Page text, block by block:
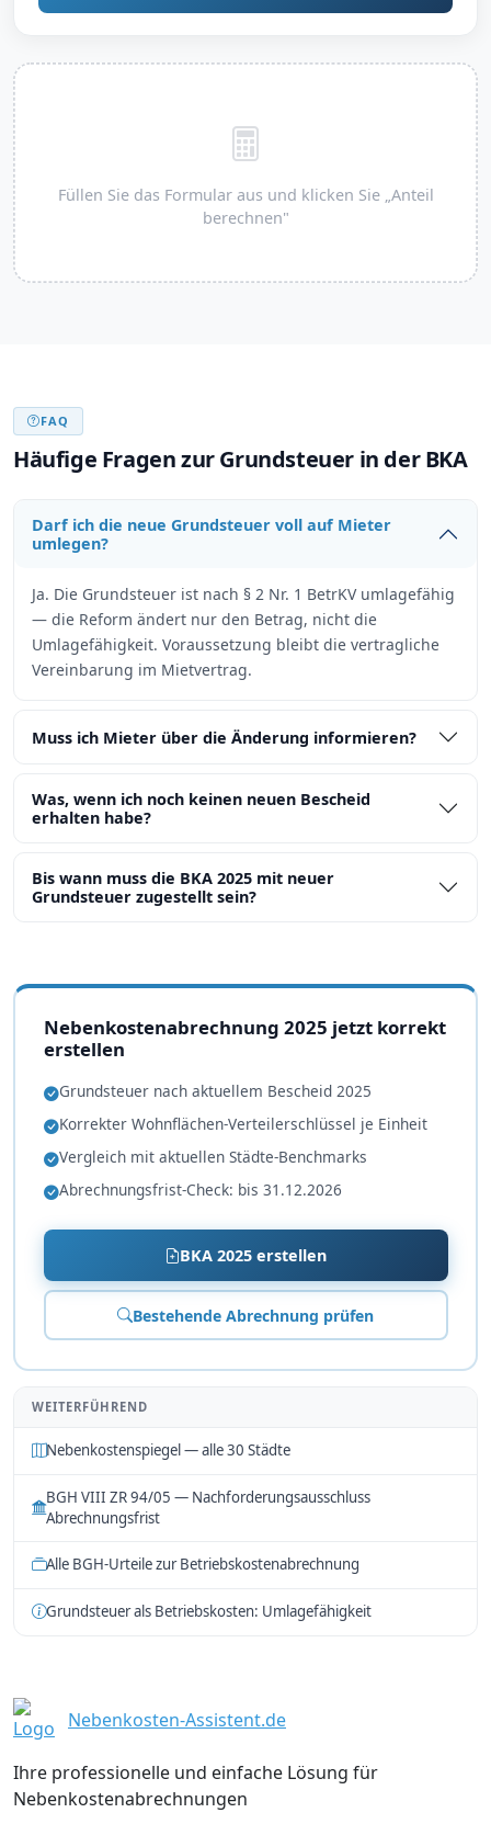
Füllen Sie das Formular aus und klicken Sie „Anteil
berechnen"
FAQ
Häufige Fragen zur Grundsteuer in der BKA
Darf ich die neue Grundsteuer voll auf Mieter
umlegen?
Ja. Die Grundsteuer ist nach § 2 Nr. 1 BetrKV umlagefähig
— die Reform ändert nur den Betrag, nicht die
Umlagefähigkeit. Voraussetzung bleibt die vertragliche
Vereinbarung im Mietvertrag.
Muss ich Mieter über die Änderung informieren?
Was, wenn ich noch keinen neuen Bescheid
erhalten habe?
Bis wann muss die BKA 2025 mit neuer
Grundsteuer zugestellt sein?
Nebenkostenabrechnung 2025 jetzt korrekt
erstellen
Grundsteuer nach aktuellem Bescheid 2025
Korrekter Wohnflächen-Verteilerschlüssel je Einheit
Vergleich mit aktuellen Städte-Benchmarks
Abrechnungsfrist-Check: bis 31.12.2026
BKA 2025 erstellen
Bestehende Abrechnung prüfen
WEITERFÜHREND
Nebenkostenspiegel — alle 30 Städte
BGH VIII ZR 94/05 — Nachforderungsausschluss
Abrechnungsfrist
Alle BGH-Urteile zur Betriebskostenabrechnung
Grundsteuer als Betriebskosten: Umlagefähigkeit
Nebenkosten-Assistent.de
Ihre professionelle und einfache Lösung für
Nebenkostenabrechnungen